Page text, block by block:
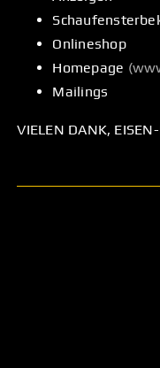
Onlineshop
Homepage (
Mailings
VIELEN DANK,